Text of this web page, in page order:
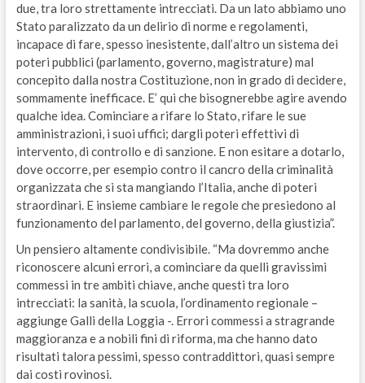
due, tra loro strettamente intrecciati. Da un lato abbiamo uno
Stato paralizzato da un delirio di norme e regolamenti,
incapace di fare, spesso inesistente, dall’altro un sistema dei
poteri pubblici (parlamento, governo, magistrature) mal
concepito dalla nostra Costituzione, non in grado di decidere,
sommamente inefficace. E’ qui che bisognerebbe agire avendo
qualche idea. Cominciare a rifare lo Stato, rifare le sue
amministrazioni, i suoi uffici; dargli poteri effettivi di
intervento, di controllo e di sanzione. E non esitare a dotarlo,
dove occorre, per esempio contro il cancro della criminalità
organizzata che si sta mangiando l’Italia, anche di poteri
straordinari. E insieme cambiare le regole che presiedono al
funzionamento del parlamento, del governo, della giustizia”.
Un pensiero altamente condivisibile. “Ma dovremmo anche
riconoscere alcuni errori, a cominciare da quelli gravissimi
commessi in tre ambiti chiave, anche questi tra loro
intrecciati: la sanità, la scuola, l’ordinamento regionale –
aggiunge Galli della Loggia -. Errori commessi a stragrande
maggioranza e a nobili fini di riforma, ma che hanno dato
risultati talora pessimi, spesso contraddittori, quasi sempre
dai costi rovinosi.